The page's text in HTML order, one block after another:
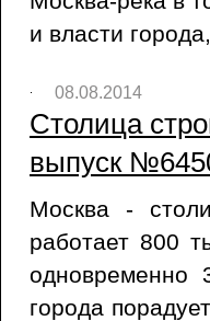
и власти
08.08.2014
Столица
выпуск
Москва -
работает 800
одновременно
города